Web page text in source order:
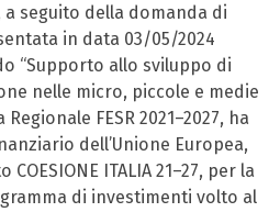
a seguito della domanda di
in data 03/05/2024
“Supporto allo sviluppo di
nelle micro, piccole e medie
FESR 2021–2027, ha
dell’Unione Europea,
ITALIA 21–27, per la
di investimenti volto al